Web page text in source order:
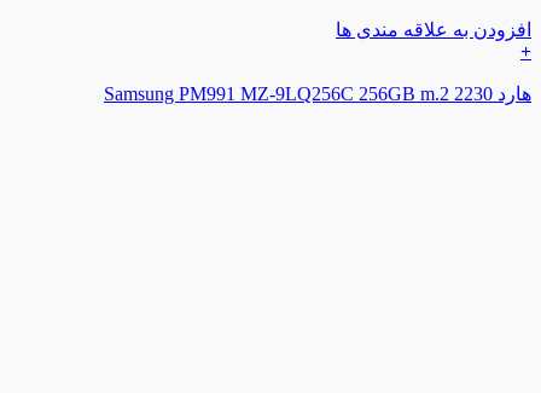
افزودن به علاقه مندی ها
+
هارد Samsung PM991 MZ-9LQ256C 256GB m.2 2230